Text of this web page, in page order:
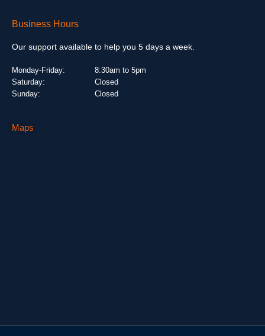
Business Hours
Our support available to help you 5 days a week.
Monday-Friday:
Saturday:
Sunday:
8:30am to 5pm
Closed
Closed
Maps